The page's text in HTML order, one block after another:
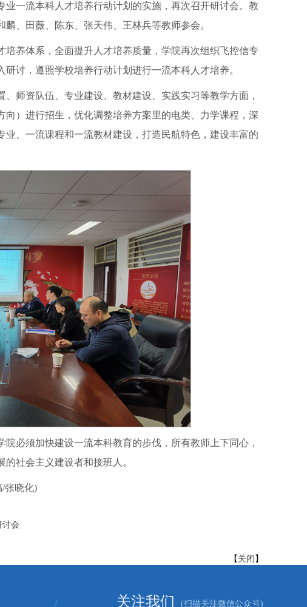
一流本科人才培养行动计划的实施，再次召开研讨会。教
、田薇、陈东、张天伟、王林兵等教师参会。
养体系，全面提升人才培养质量，学院再次组织飞控信专
讨，遵照学校培养行动计划进行一流本科人才培养。
师资队伍、专业建设、教材建设、实践实习等教学方面，
）进行招生，优化调整培养方案里的电类、力学课程，深
、一流课程和一流教材建设，打造民航特色，建设丰富的
必须加快建设一流本科教育的步伐，所有教师上下同心，
社会主义建设者和接班人。
张晓化)
讨会
【 关闭 】
关注我们 (扫描关注微信公众号)